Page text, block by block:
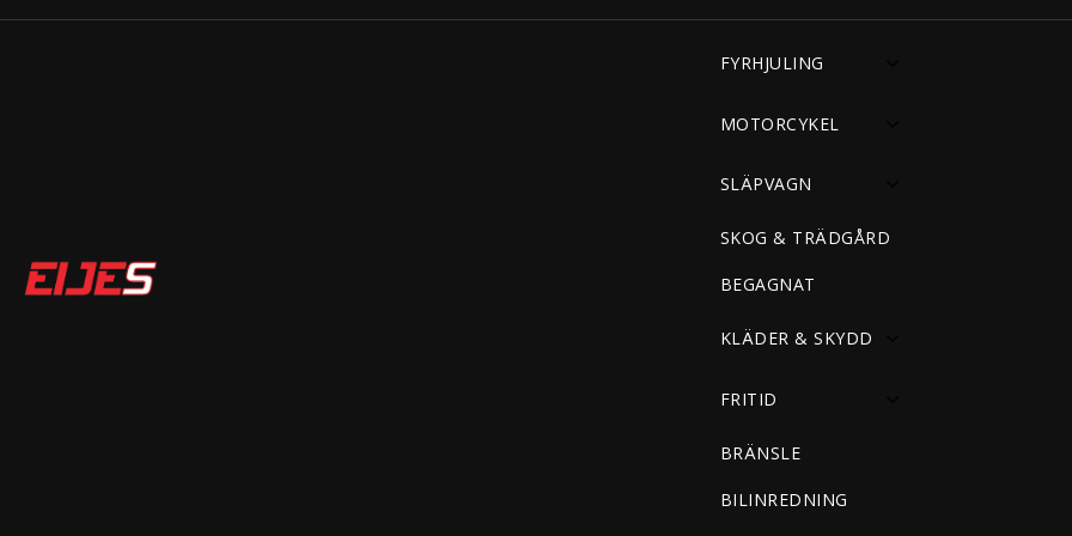
FYRHJULING
MOTORCYKEL
SLÄPVAGN
SKOG & TRÄDGÅRD
BEGAGNAT
KLÄDER & SKYDD
FRITID
BRÄNSLE
BILINREDNING